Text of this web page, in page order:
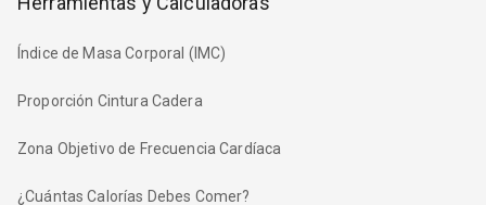
Índice de Masa Corporal (IMC)
Proporción Cintura Cadera
Zona Objetivo de Frecuencia Cardíaca
¿Cuántas Calorías Debes Comer?